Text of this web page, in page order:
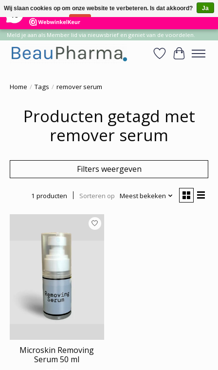
14 Reviews ×
Meld je aan als Member lid via nieuwsbrief en geniet van de voordelen.
Verlanglijst
Home / Tags / remover serum
Producten getagd met
remover serum
Filters weergeven
1 producten Sorteren op Meest bekeken
Microskin Removing
Serum 50 ml
Wij slaan cookies op om onze website te verbeteren. Is dat akkoord?
Ja
Nee